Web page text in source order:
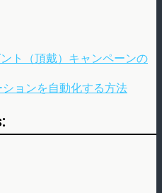
ト（頂戴）キャンペーンの
ョンを自動化する方法